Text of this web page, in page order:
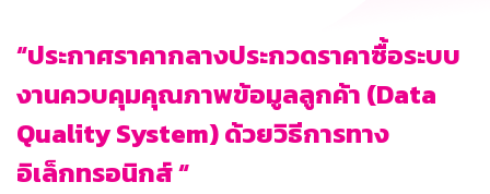
“ประกาศราคากลางประกวดราคาซื้อระบบ
งานควบคุมคุณภาพข้อมูลลูกค้า (Data
Quality System) ด้วยวิธีการทาง
อิเล็กทรอนิกส์ “